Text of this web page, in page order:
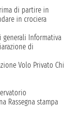
di partire in
in crociera
generali Informativa
di
Volo Privato Chi
Rassegna stampa